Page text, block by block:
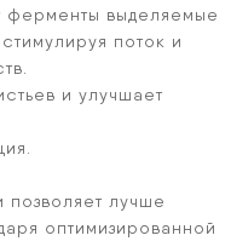
ферменты выделяемые
поток и
и улучшает
позволяет лучше
оптимизированной